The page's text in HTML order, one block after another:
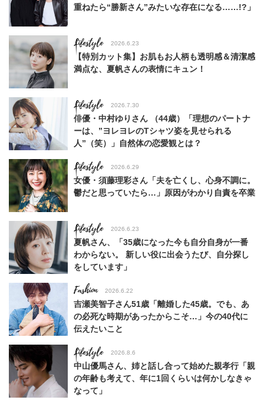
重ねたら“勝新さん”みたいな存在になる……!?」
Lifestyle 2026.6.23
【特別カット集】お肌もお人柄も透明感＆清潔感
満点な、夏帆さんの表情にキュン！
Lifestyle 2026.7.30
俳優・中村ゆりさん （44歳）「理想のパートナ
ーは、”ヨレヨレのTシャツ姿を見せられる
人”（笑）」自然体の恋愛観とは？
Lifestyle 2026.6.29
女優・須藤理彩さん「夫を亡くし、心身不調に。
鬱だと思っていたら…」原因がわかり自責を卒業
Lifestyle 2026.6.23
夏帆さん、「35歳になった今も自分自身が一番
わからない。 新しい役に出会うたび、自分探し
をしています」
Fashion 2026.6.22
吉瀬美智子さん51歳「離婚した45歳。でも、あ
の必死な時期があったからこそ…」今の40代に
伝えたいこと
Lifestyle 2026.8.6
中山優馬さん、姉と話し合って始めた親孝行「親
の年齢も考えて、年に1回くらいは何かしなきゃ
なって」